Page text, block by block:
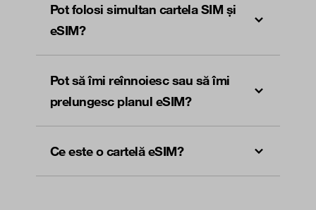
Pot folosi simultan cartela SIM și
eSIM?
Pot să îmi reînnoiesc sau să îmi
prelungesc planul eSIM?
Ce este o cartelă eSIM?